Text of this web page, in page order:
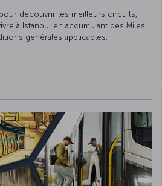
pour découvrir les meilleurs circuits,
à Istanbul en accumulant des Miles
générales applicables.